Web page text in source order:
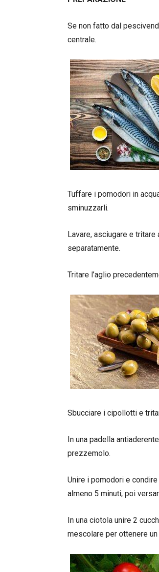
Se non fatto dal
centrale.
Tuffare i pomodori in
sminuzzarli.
Lavare, asciugare e
separatamente.
Tritare l’aglio
Sbucciare i cipollotti e
In una padella
prezzemolo.
Unire i pomodori e
almeno 5 minuti, poi
In una ciotola unire 2
mescolare per ottenere